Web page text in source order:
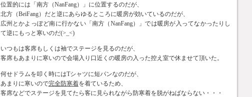
位置的には「南方（NanFang）」に位置するのだが、
北方（BeiFang）だと逆にあらゆるところに暖房が効いているのだが、
広州とかよっぽど南に行かない「南方（NanFang）」では暖房が入ってなかったりし
て逆にもっと寒いのだ(>_<)
いつもは客席もしくは袖でステージを見るのだが、
客席もあまりに寒いので会場入り口近くの暖房の入った控え室で休ませて頂いた。
何せドラムを叩く時にはTシャツに短パンなのだが、
あまりに寒いので完全防寒着を着ているため、
客席などでステージを見てたら客に見られながら防寒着を脱がねばならない・・・